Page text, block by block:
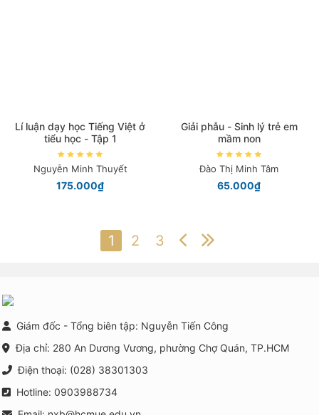
Lí luận dạy học Tiếng Việt ở
tiểu học - Tập 1
Nguyễn Minh Thuyết
175.000₫
Giải phẫu - Sinh lý trẻ em
mầm non
Đào Thị Minh Tâm
65.000₫
1 2 3
Giám đốc - Tổng biên tập: Nguyễn Tiến Công
Địa chỉ: 280 An Dương Vương, phường Chợ Quán, TP.HCM
Điện thoại: (028) 38301303
Hotline: 0903988734